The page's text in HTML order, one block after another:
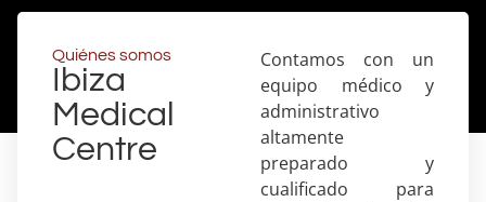
Quiénes somos
Ibiza
Medical
Centre
Contamos con un
equipo médico y
administrativo
altamente
preparado y
cualificado para